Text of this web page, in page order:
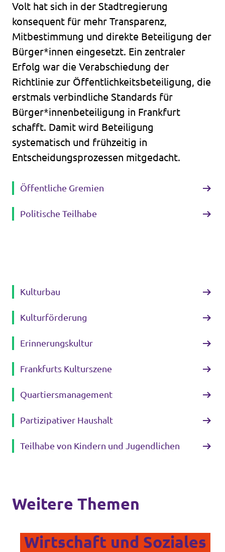
Volt hat sich in der Stadtregierung
konsequent für mehr Transparenz,
Mitbestimmung und direkte Beteiligung der
Bürger*innen eingesetzt. Ein zentraler
Erfolg war die Verabschiedung der
Richtlinie zur Öffentlichkeitsbeteiligung, die
erstmals verbindliche Standards für
Bürger*innenbeteiligung in Frankfurt
schafft. Damit wird Beteiligung
systematisch und frühzeitig in
Entscheidungsprozessen mitgedacht.
Öffentliche Gremien
Politische Teilhabe
Kulturbau
Kulturförderung
Erinnerungskultur
Frankfurts Kulturszene
Quartiersmanagement
Partizipativer Haushalt
Teilhabe von Kindern und Jugendlichen
Weitere Themen
Wirtschaft und Soziales